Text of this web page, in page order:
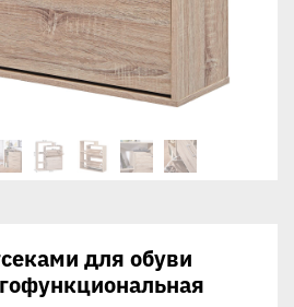
для обуви